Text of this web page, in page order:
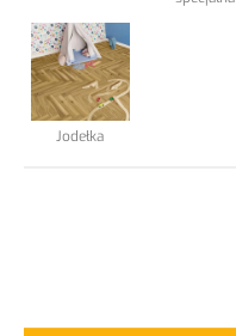
Podkłady podłogowe
Elewacja Taras
Jodełka